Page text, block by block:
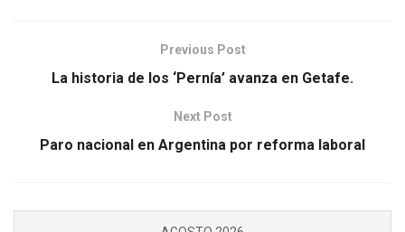
Previous Post
La historia de los ‘Pernía’ avanza en Getafe.
Next Post
Paro nacional en Argentina por reforma laboral